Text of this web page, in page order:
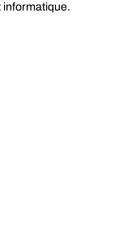
informatique.